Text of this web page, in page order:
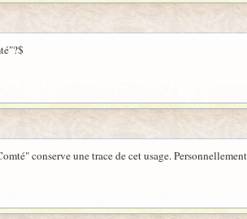
conserve une trace de cet usage.